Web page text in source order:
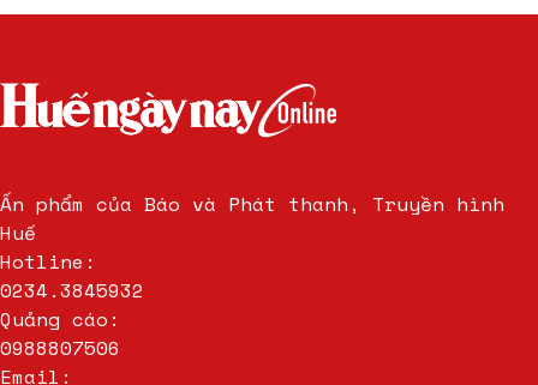
Ấn phẩm của Báo và Phát thanh, Truyền hình
Huế
Hotline:
0234.3845932
Quảng cáo:
0988807506
Email: